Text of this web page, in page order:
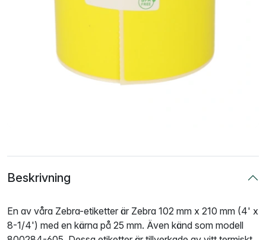
Beskrivning
En av våra Zebra-etiketter är Zebra 102 mm x 210 mm (4' x
8-1/4') med en kärna på 25 mm. Även känd som modell